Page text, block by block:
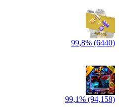
99,8% (6440)
99,1% (94,158)